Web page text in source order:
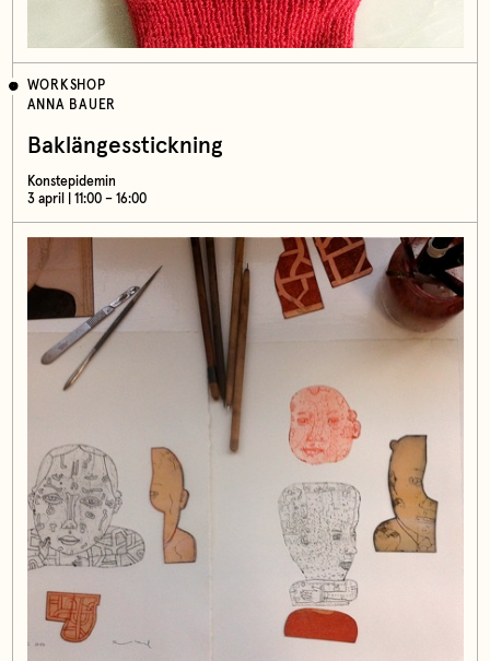
WORKSHOP
ANNA BAUER
Baklängesstickning
Konstepidemin
3 april | 11:00 – 16:00